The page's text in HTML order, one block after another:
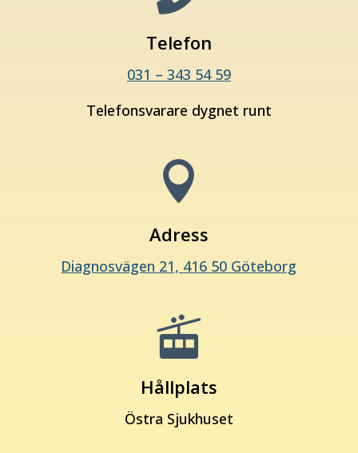
Telefon
031 – 343 54 59
Telefonsvarare dygnet runt

Adress
Diagnosvägen 21, 416 50 Göteborg

Hållplats
Östra Sjukhuset